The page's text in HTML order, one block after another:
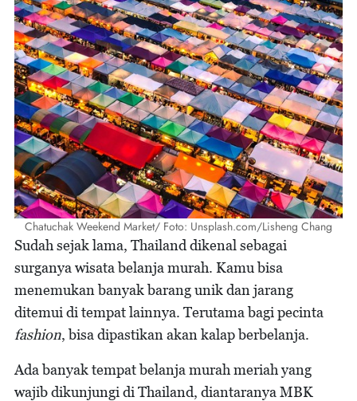
Chatuchak Weekend Market/ Foto: Unsplash.com/Lisheng Chang
Sudah sejak lama, Thailand dikenal sebagai
surganya wisata belanja murah. Kamu bisa
menemukan banyak barang unik dan jarang
ditemui di tempat lainnya. Terutama bagi pecinta
fashion, bisa dipastikan akan kalap berbelanja.
Ada banyak tempat belanja murah meriah yang
wajib dikunjungi di Thailand, diantaranya MBK